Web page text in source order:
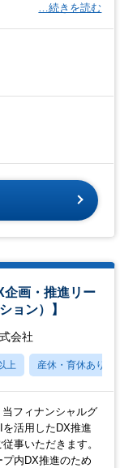
…続きを読む
企画・推進リー
ョン）】
会社
上 産休・育休あり
フィナンシャルグ
活用したDX推進
事いただきます。
内DX推進のため